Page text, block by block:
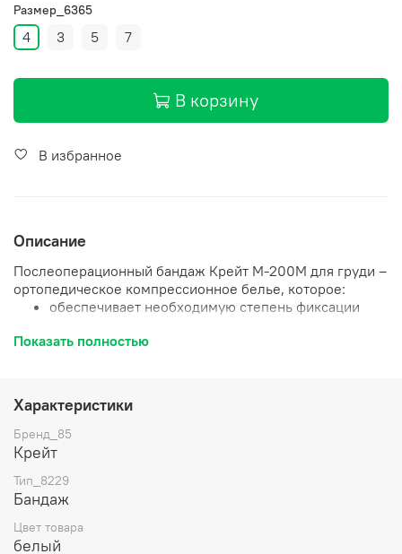
Размер_6365
4 3 5 7
В корзину
В избранное
Описание
Послеоперационный бандаж Крейт М-200М для груди –
ортопедическое компрессионное белье, которое:
обеспечивает необходимую степень фиксации
нежелательного воздействия;
создает необходимую компрессию для
послеоперационного шва;
обеспечивает комфортное положение для
Показания к применению:
Реабилитационный период после мастэктомии.
Показать полностью
Характеристики
Бренд_85
Крейт
Тип_8229
Бандаж
Цвет товара
белый